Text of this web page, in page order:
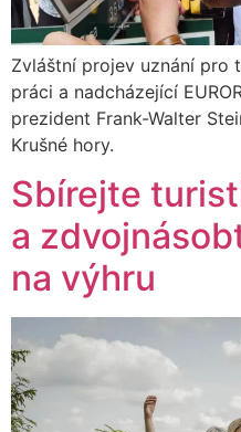
Zvláštní projev uznání pro
práci a nadcházející
prezident Frank-Walter
Krušné hory.
Sbírejte
a
na výhru